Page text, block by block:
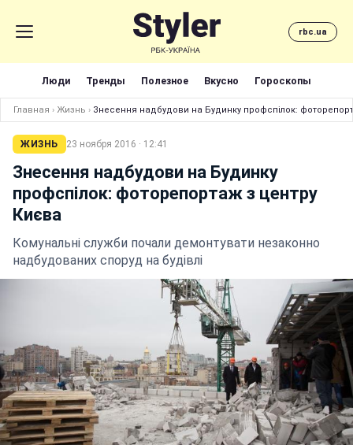
rbc.ua
Люди Тренды Полезное Вкусно Гороскопы
Главная › Жизнь › Знесення надбудови на Будинку профспілок:
ЖИЗНЬ 23 ноября 2016 · 12:41
Знесення надбудови на Будинку
профспілок: фоторепортаж з центру
Києва
Комунальні служби почали демонтувати незаконно
надбудованих споруд на будівлі